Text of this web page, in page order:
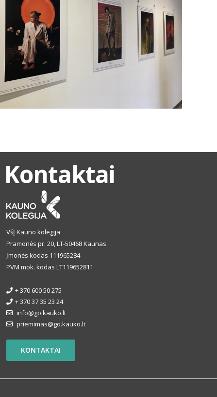
Kontaktai
VšĮ Kauno kolegija
Pramonės pr. 20, LT-50468 Kaunas
Įmonės kodas 111965284
PVM mok. kodas LT119652811
+ 370 600 50 275
+ 370 37 35 23 24
info@go.kauko.lt
priemimas@go.kauko.lt
KONTAKTAI